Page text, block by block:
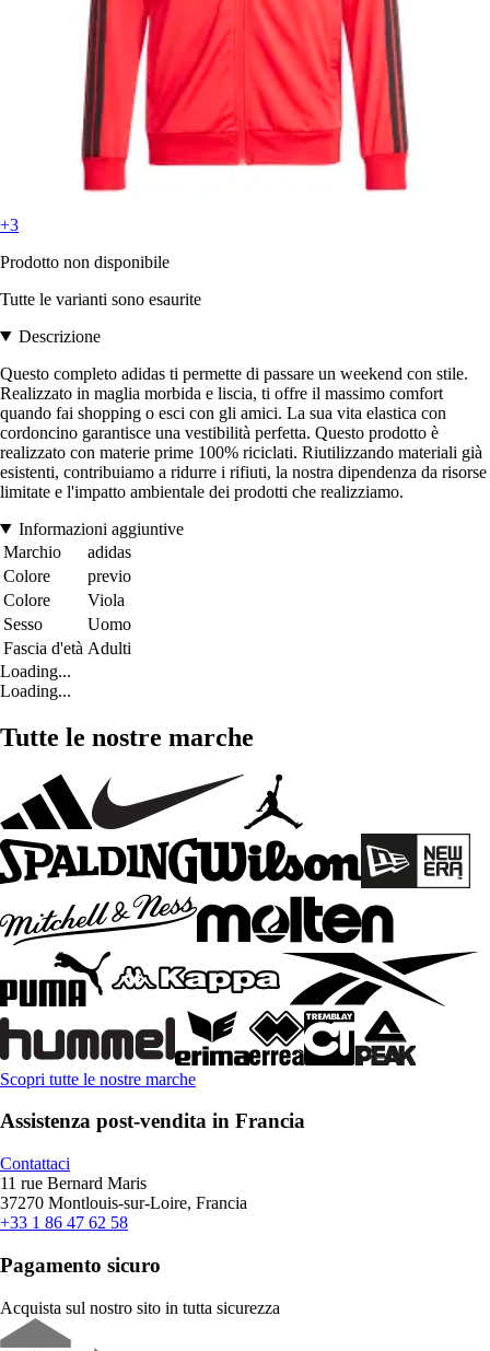
+3
Prodotto non disponibile
Tutte le varianti sono esaurite
Descrizione
Questo completo adidas ti permette di passare un weekend con stile.
Realizzato in maglia morbida e liscia, ti offre il massimo comfort
quando fai shopping o esci con gli amici. La sua vita elastica con
cordoncino garantisce una vestibilità perfetta. Questo prodotto è
realizzato con materie prime 100% riciclati. Riutilizzando materiali già
esistenti, contribuiamo a ridurre i rifiuti, la nostra dipendenza da risorse
limitate e l'impatto ambientale dei prodotti che realizziamo.
Informazioni aggiuntive
Marchio
adidas
Colore
previo
Colore
Viola
Sesso
Uomo
Fascia d'età Adulti
Loading...
Loading...
Tutte le nostre marche
Scopri tutte le nostre marche
Assistenza post-vendita in Francia
Contattaci
11 rue Bernard Maris
37270 Montlouis-sur-Loire, Francia
+33 1 86 47 62 58
Pagamento sicuro
Acquista sul nostro sito in tutta sicurezza